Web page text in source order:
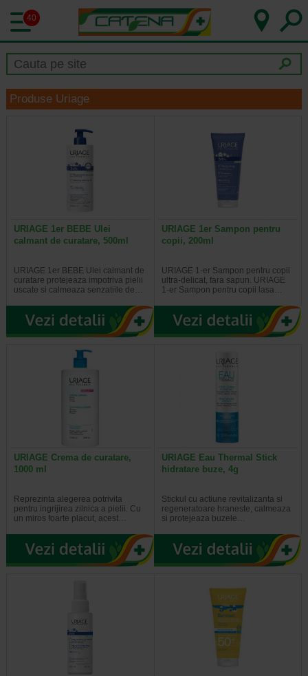
40
Produse Uriage
URIAGE 1er BEBE Ulei
calmant de curatare, 500ml
URIAGE 1er BEBE Ulei calmant de
curatare protejeaza impotriva pielii
uscate si calmeaza senzatiile de…
URIAGE 1er Sampon pentru
copii, 200ml
URIAGE 1-er Sampon pentru copii
ultra-delicat, fara sapun. URIAGE
1-er Sampon pentru copii lasa…
URIAGE Crema de curatare,
1000 ml
Reprezinta alegerea potrivita
pentru ingrijirea zilnica a pielii. Cu
un miros foarte placut, acest…
URIAGE Eau Thermal Stick
hidratare buze, 4g
Stickul cu actiune revitalizanta si
regeneratoare hraneste, calmeaza
si protejeaza buzele…